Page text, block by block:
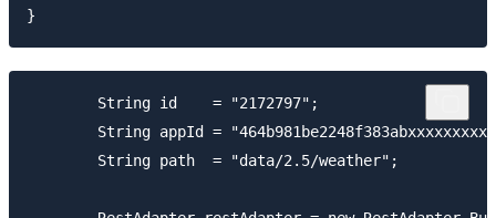
        String id    = "2172797";
String appId =
        String path  = "data/2.5/weather";